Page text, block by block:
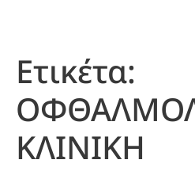
Ετικέτα:
ΚΛΙΝΙΚΗ